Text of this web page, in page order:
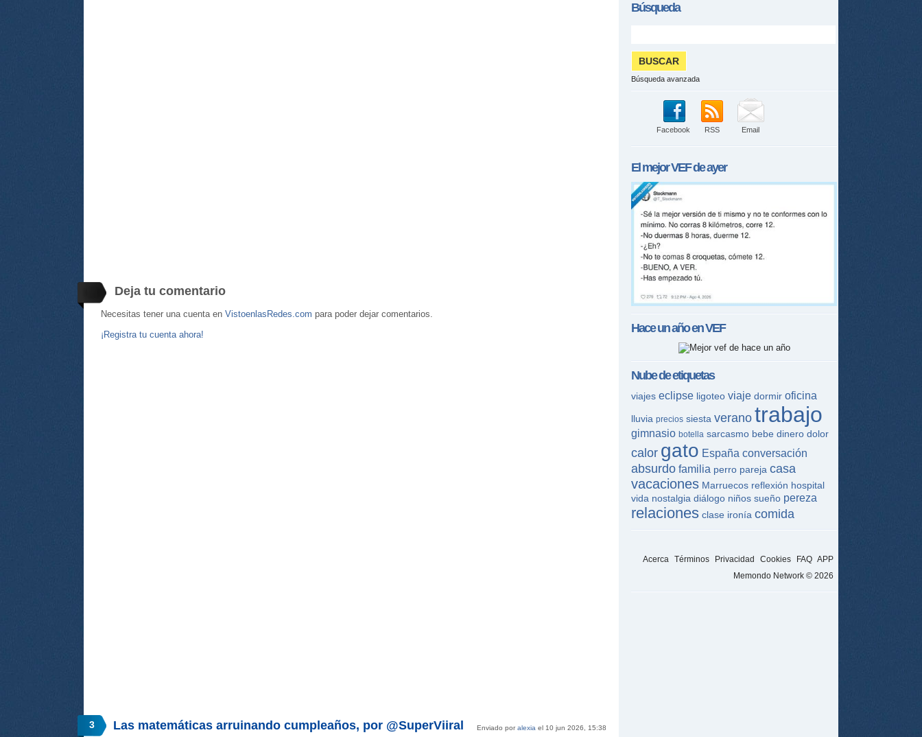
Deja tu comentario
Necesitas tener una cuenta en VistoenlasRedes.com para poder dejar comentarios.
¡Registra tu cuenta ahora!
3 Enviado poralexia el 10 jun 2026, 15:38
Las matemáticas arruinando cumpleaños, por @SuperViiral
Búsqueda
Búsqueda avanzada
Facebook RSS Email
El mejorVEFde ayer
Hace un año enVEF
Nube de etiquetas
viajes eclipse ligoteo viaje dormir oficina
lluvia precios siesta verano trabajo
gimnasio botella sarcasmo bebe dinero dolor
calor gato España conversación
absurdo familia perro pareja casa
vacaciones Marruecos reflexión hospital
vida nostalgia diálogo niños sueño pereza
relaciones clase ironía comida
Acerca Términos Privacidad Cookies FAQ APP
Memondo Network © 2026